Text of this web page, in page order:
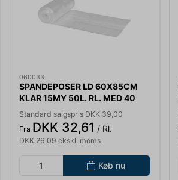
060033
SPANDEPOSER LD 60X85CM
KLAR 15MY 50L. RL. MED 40
STK. 108662
Standard salgspris DKK 39,00
Fra DKK 32,61 / Rl.
DKK 26,09 ekskl. moms
Køb nu